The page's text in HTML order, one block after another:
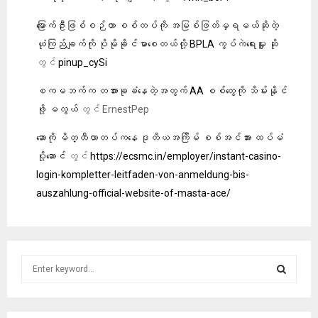
မြောက်ဦးဖြစ်စဉ်ဟာ စစ်တပ်ကို အမြစ်ဖြတ်မှရမယ်ဆိုတဲ့
ယုံကြည်ချက်ကို ပိုမိုခိုင်မာစေတယ်လို့ BPLA ကွပ်ကဲရေးမှူး ဆို
တွင် pinup_cySi
စကမဘက်က တအားခုခံနေတဲ့အတွက် AA စစ်တွေကို သိမ်းနိုင်
ဖို့ မလွယ် တွင် ErnestPep
ဆောကို မိတ္ထီလာတပ်ကနေ ဒုတိယအကြိမ် စစ်အင်အား ထပ်မံ
ပို့ဆောင် တွင် https://ecsmc.in/employer/instant-casino-
login-kompletter-leitfaden-von-anmeldung-bis-
auszahlung-official-website-of-masta-ace/